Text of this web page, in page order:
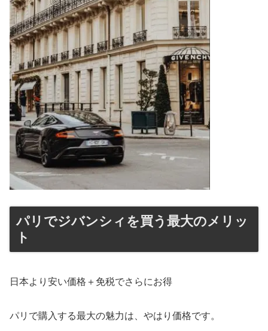
パリでジバンシィを買う最大のメリッ
ト
日本より安い価格＋免税でさらにお得
パリで購入する最大の魅力は、やはり価格です。